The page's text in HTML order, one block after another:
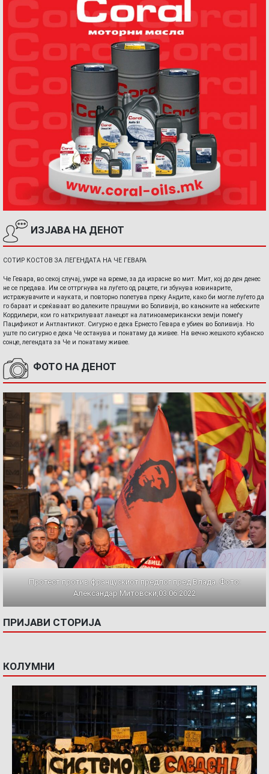
ИЗЈАВА НА ДЕНОТ
СОТИР КОСТОВ ЗА ЛЕГЕНДАТА НА ЧЕ ГЕВАРА
Че Гевара, во секој случај, умре на време, за да израсне во мит. Мит, кој до ден денес
не се предава. Им се оттргнува на луѓето од рацете, ги збунува новинарите,
истражувачите и науката, и повторно полетува преку Андите, како би могле луѓето да
го бараат и среќаваат во далеките прашуми во Боливија, во кањоните на небеските
Кордиљери, кои го наткрилуваат ланецот на латиноамерикански земји помеѓу
Пацификот и Антлантикот. Сигурно е дека Ернесто Гевара е убиен во Боливија. Но
уште по сигурно е дека Че останува и понатаму да живее. На вечно жешкото кубанско
сонце, легендата за Че и понатаму живее.
ФОТО НА ДЕНОТ
Протест против францускиот предлог пред Влада. Фото:
Александар Митовски,03.06.2022
ПРИЈАВИ СТОРИЈА
КОЛУМНИ